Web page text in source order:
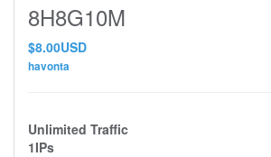
8H8G10M
$8.00USD
havonta
Unlimited Traffic
1IPs